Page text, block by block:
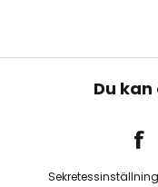
Du